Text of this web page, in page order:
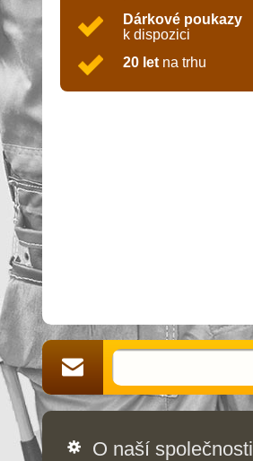
Dárkové poukazy
k dispozici
20 let na trhu
O naší společnosti